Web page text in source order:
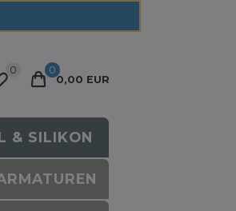
0
0
0,00 EUR
& SILIKON